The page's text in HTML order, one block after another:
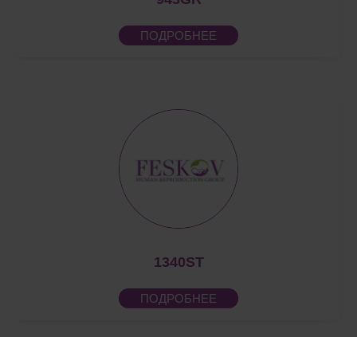
ПОДРОБНЕЕ
1340ST
ПОДРОБНЕЕ